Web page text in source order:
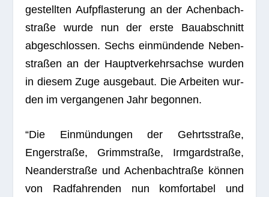
ge­stell­ten Auf­pflas­te­rung an der Achen­bach­
straße wurde nun der erste Bau­ab­schnitt
abge­schlos­sen. Sechs ein­mün­dende Neben­
stra­ßen an der Haupt­ver­kehrs­achse wur­den
in die­sem Zuge aus­ge­baut. Die Arbei­ten wur­
den im ver­gan­ge­nen Jahr begonnen.
“Die Ein­mün­dun­gen der Gehrts­straße,
Enger­straße, Grimm­straße, Irm­gard­straße,
Nean­der­straße und Achen­bachtraße kön­nen
von Rad­fah­ren­den nun kom­for­ta­bel und